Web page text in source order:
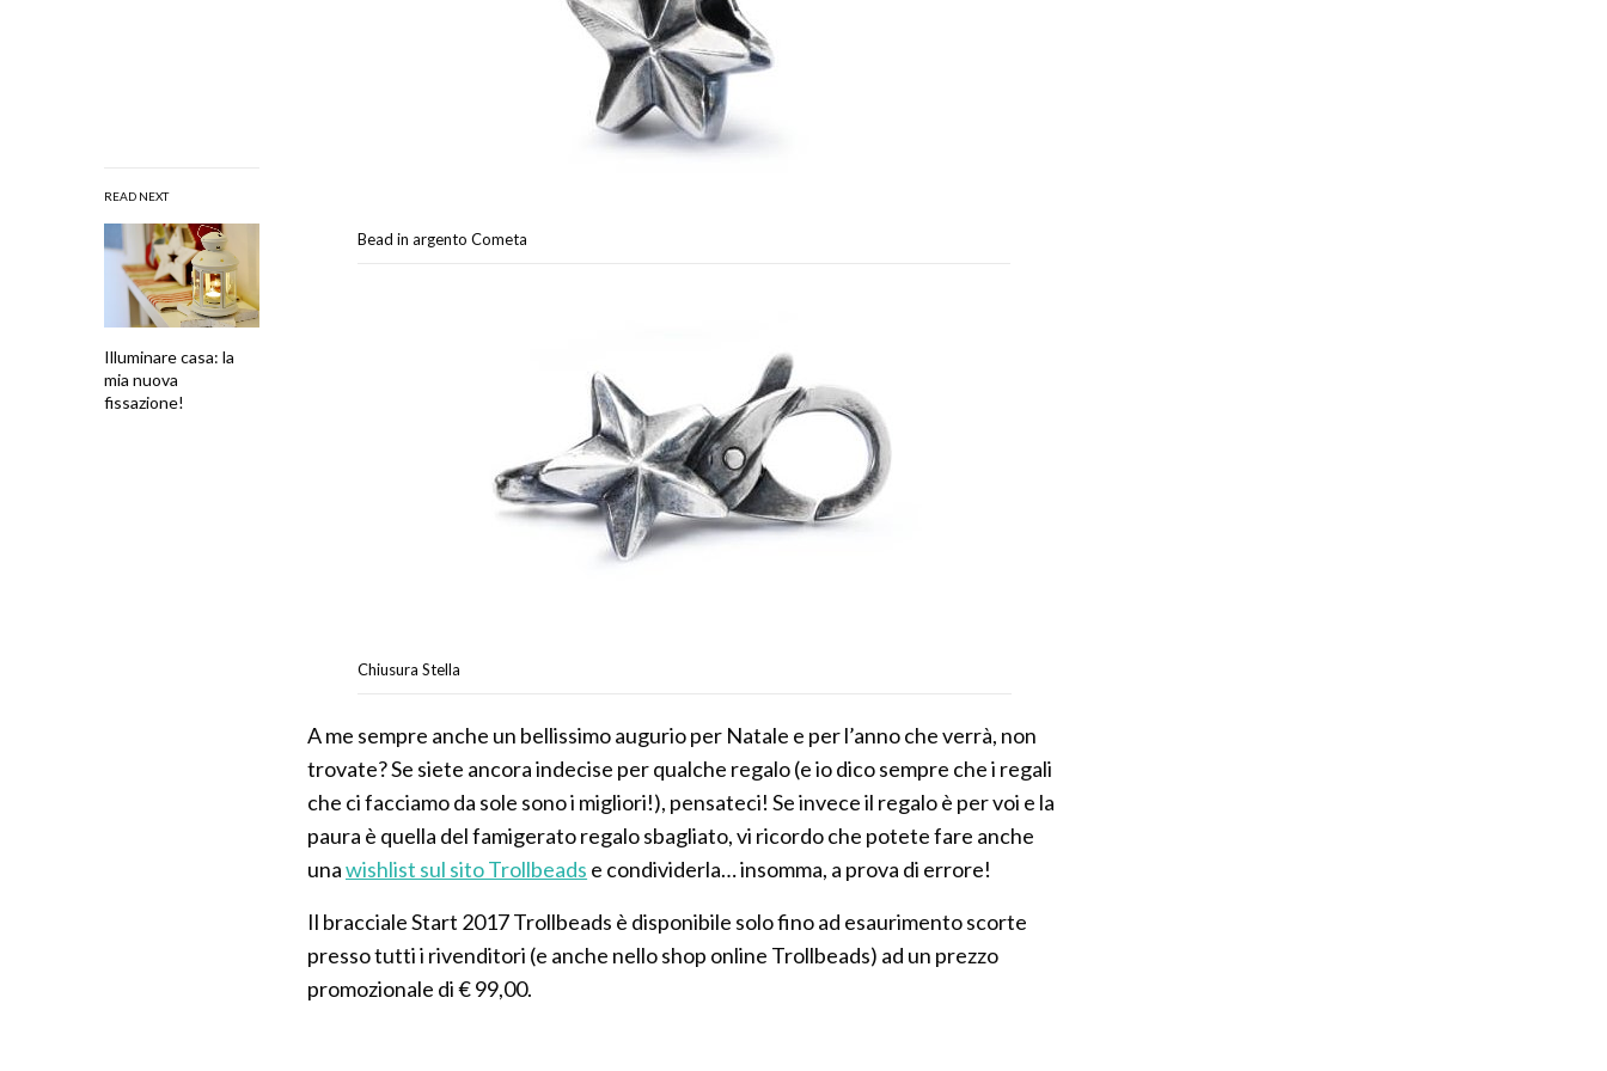
READ NEXT
Illuminare casa: la
mia nuova
fissazione!
Bead in argento Cometa
Chiusura Stella
A me sempre anche un bellissimo augurio per Natale e per l’anno che verrà, non
trovate? Se siete ancora indecise per qualche regalo (e io dico sempre che i regali
che ci facciamo da sole sono i migliori!), pensateci! Se invece il regalo è per voi e la
paura è quella del famigerato regalo sbagliato, vi ricordo che potete fare anche
unawishlist sul sito Trollbeads e condividerla… insomma, a prova di errore!
Il bracciale Start 2017 Trollbeads è disponibile solo fino ad esaurimento scorte
presso tutti i rivenditori (e anche nello shop online Trollbeads) ad un prezzo
promozionale di € 99,00.